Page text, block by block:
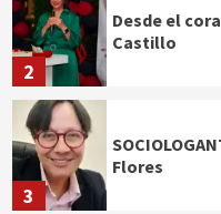
2
Desde el
Castillo
3
Flores